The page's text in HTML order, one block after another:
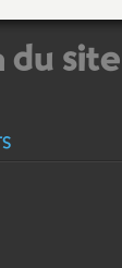
du site